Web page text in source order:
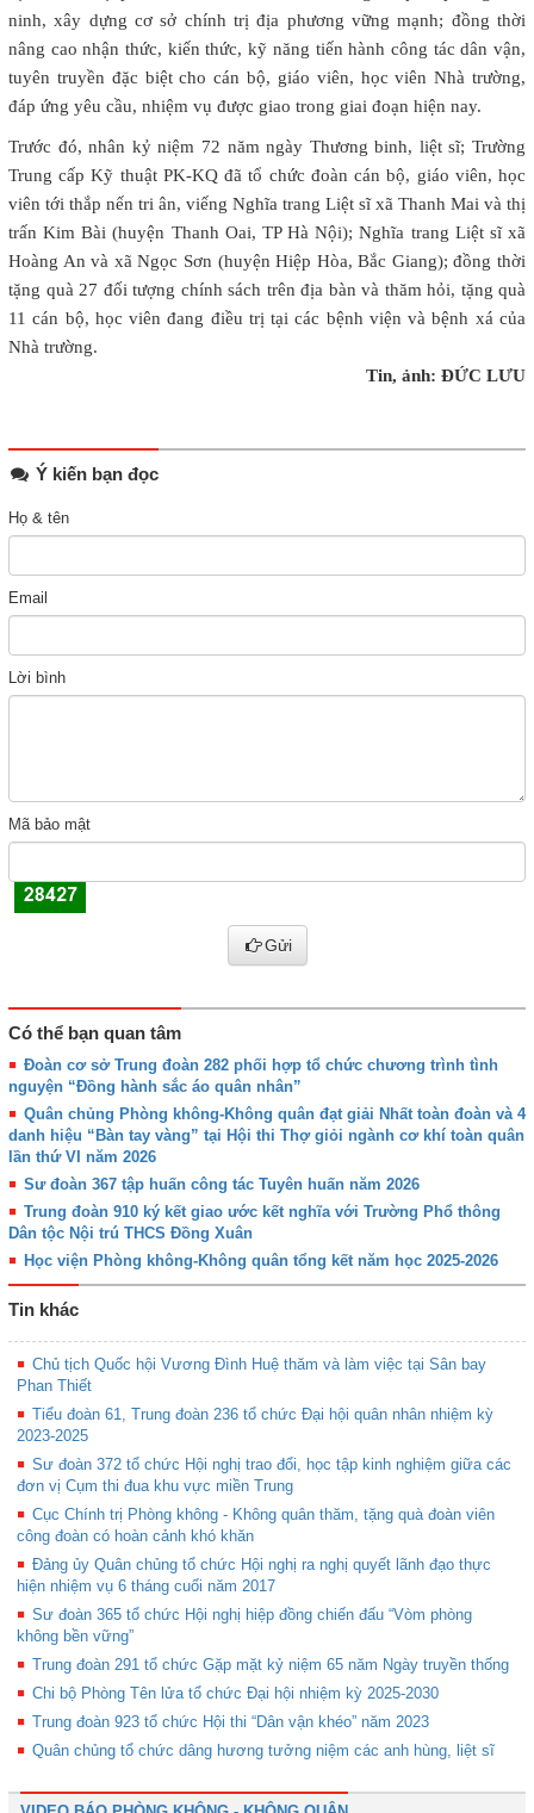
ninh, xây dựng cơ sở chính trị địa phương vững mạnh; đồng thời
nâng cao nhận thức, kiến thức, kỹ năng tiến hành công tác dân vận,
tuyên truyền đặc biệt cho cán bộ, giáo viên, học viên Nhà trường,
đáp ứng yêu cầu, nhiệm vụ được giao trong giai đoạn hiện nay.
Trước đó, nhân kỷ niệm 72 năm ngày Thương binh, liệt sĩ; Trường
Trung cấp Kỹ thuật PK-KQ đã tổ chức đoàn cán bộ, giáo viên, học
viên tới thắp nến tri ân, viếng Nghĩa trang Liệt sĩ xã Thanh Mai và thị
trấn Kim Bài (huyện Thanh Oai, TP Hà Nội); Nghĩa trang Liệt sĩ xã
Hoàng An và xã Ngọc Sơn (huyện Hiệp Hòa, Bắc Giang); đồng thời
tặng quà 27 đối tượng chính sách trên địa bàn và thăm hỏi, tặng quà
11 cán bộ, học viên đang điều trị tại các bệnh viện và bệnh xá của
Nhà trường.
Tin, ảnh: ĐỨC LƯU
Ý kiến bạn đọc
Họ & tên
Email
Lời bình
Mã bảo mật
Gửi
Có thể bạn quan tâm
Đoàn cơ sở Trung đoàn 282 phối hợp tổ chức chương trình tình
nguyện “Đồng hành sắc áo quân nhân”
Quân chủng Phòng không-Không quân đạt giải Nhất toàn đoàn và 4
danh hiệu “Bàn tay vàng” tại Hội thi Thợ giỏi ngành cơ khí toàn quân
lần thứ VI năm 2026
Sư đoàn 367 tập huấn công tác Tuyên huấn năm 2026
Trung đoàn 910 ký kết giao ước kết nghĩa với Trường Phổ thông
Dân tộc Nội trú THCS Đồng Xuân
Học viện Phòng không-Không quân tổng kết năm học 2025-2026
Tin khác
Chủ tịch Quốc hội Vương Đình Huệ thăm và làm việc tại Sân bay
Phan Thiết
Tiểu đoàn 61, Trung đoàn 236 tổ chức Đại hội quân nhân nhiệm kỳ
2023-2025
Sư đoàn 372 tổ chức Hội nghị trao đổi, học tập kinh nghiệm giữa các
đơn vị Cụm thi đua khu vực miền Trung
Cục Chính trị Phòng không - Không quân thăm, tặng quà đoàn viên
công đoàn có hoàn cảnh khó khăn
Đảng ủy Quân chủng tổ chức Hội nghị ra nghị quyết lãnh đạo thực
hiện nhiệm vụ 6 tháng cuối năm 2017
Sư đoàn 365 tổ chức Hội nghị hiệp đồng chiến đấu “Vòm phòng
không bền vững”
Trung đoàn 291 tổ chức Gặp mặt kỷ niệm 65 năm Ngày truyền thống
Chi bộ Phòng Tên lửa tổ chức Đại hội nhiệm kỳ 2025-2030
Trung đoàn 923 tổ chức Hội thi “Dân vận khéo” năm 2023
Quân chủng tổ chức dâng hương tưởng niệm các anh hùng, liệt sĩ